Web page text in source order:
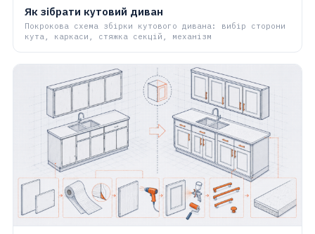
Як зібрати кутовий диван
Покрокова схема збірки кутового дивана: вибір сторони
кута, каркаси, стяжка секцій, механізм